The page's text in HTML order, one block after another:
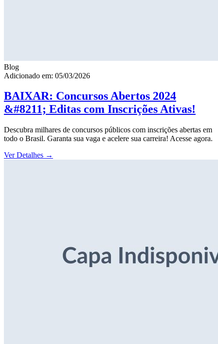
Blog
Adicionado em: 05/03/2026
BAIXAR: Concursos Abertos 2024
&#8211; Editas com Inscrições Ativas!
Descubra milhares de concursos públicos com inscrições abertas em
todo o Brasil. Garanta sua vaga e acelere sua carreira! Acesse agora.
Ver Detalhes →